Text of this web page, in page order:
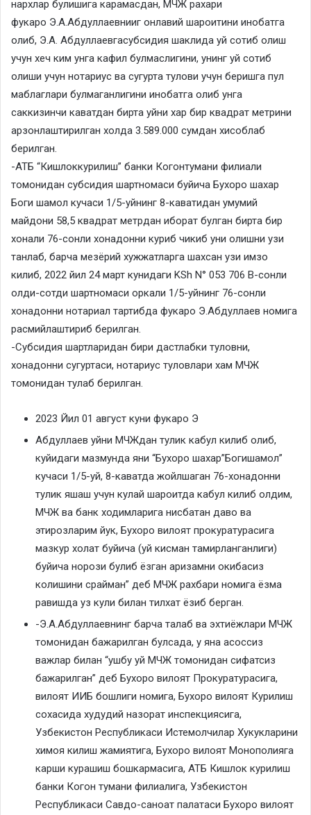
нархлар булишига карамасдан, МЧЖ рахари
фукаро Э.А.Абдуллаевнииг онлавий шароитини инобатга
олиб, Э.А. Абдуллаевгасубсидия шаклида уй сотиб олиш
учун хеч ким унга кафил булмаслигини, унинг уй сотиб
олиши учун нотариус ва сугурта тулови учун беришга пул
маблаглари булмаганлигини инобатга олиб унга
саккизинчи каватдан бирта уйни хар бир квадрат метрини
арзонлаштирилган холда 3.589.000 сумдан хисоблаб
берилган.
-АТБ “Кишлоккурилиш” банки Когонтумани филиали
томонидан субсидия шартномаси буйича Бухоро шахар
Боги шамол кучаси 1/5-уйнинг 8-каватидан умумий
майдони 58,5 квадрат метрдан иборат булган бирта бир
хонали 76-сонли хонадонни куриб чикиб уни олишни узи
танлаб, барча мезёрий хужжатларга шахсан узи имзо
килиб, 2022 йил 24 март кунидаги KSh N° 053 706 В-сонли
олди-сотди шартномаси оркали 1/5-уйнинг 76-сонли
хонадонни нотариал тартибда фукаро Э.Абдуллаев номига
расмийлаштириб берилган.
-Субсидия шартларидан бири дастлабки туловни,
хонадонни сугуртаси, нотариус туловлари хам МЧЖ
томонидан тулаб берилган.
2023 Йил 01 август куни фукаро Э
Абдуллаев уйни МЧЖдан тулик кабул килиб олиб,
куйидаги мазмунда яни “Бухоро шахар”Богишамол”
кучаси 1/5-уй, 8-каватда жойлшаган 76-хонадонни
тулик яшаш учун кулай шароитда кабул килиб олдим,
МЧЖ ва банк ходимларига нисбатан даво ва
этирозларим йук, Бухоро вилоят прокуратурасига
мазкур холат буйича (уй кисман тамирланганлиги)
буйича норози булиб ёзган аризамни окибасиз
колишини срайман” деб МЧЖ рахбари номига ёзма
равишда уз кули билан тилхат ёзиб берган.
-Э.А.Абдуллаевнинг барча талаб ва эхтиёжлари МЧЖ
томонидан бажарилган булсада, у яна асоссиз
важлар билан “ушбу уй МЧЖ томонидан сифатсиз
бажарилган” деб Бухоро вилоят Прокуратурасига,
вилоят ИИБ бошлиги номига, Бухоро вилоят Курилиш
сохасида худудий назорат инспекциясига,
Узбекистон Республикаси Истемолчилар Хукукларини
химоя килиш жамиятига, Бухоро вилоят Монополияга
карши курашиш бошкармасига, АТБ Кишлок курилиш
банки Когон тумани филиалига, Узбекистон
Республикаси Савдо-саноат палатаси Бухоро вилоят